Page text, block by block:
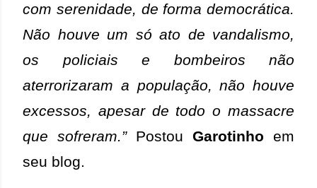
com serenidade, de forma democrática.
Não houve um só ato de vandalismo,
os policiais e bombeiros não
aterrorizaram a população, não houve
excessos, apesar de todo o massacre
que sofreram.” Postou Garotinho em
seu blog.